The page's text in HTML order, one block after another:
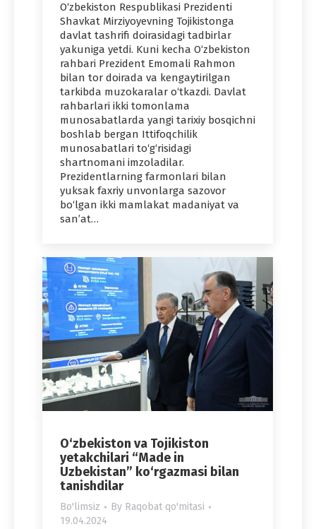
O‘zbekiston Respublikasi Prezidenti
Shavkat Mirziyoyevning Tojikistonga
davlat tashrifi doirasidagi tadbirlar
yakuniga yetdi. Kuni kecha O‘zbekiston
rahbari Prezident Emomali Rahmon
bilan tor doirada va kengaytirilgan
tarkibda muzokaralar o‘tkazdi. Davlat
rahbarlari ikki tomonlama
munosabatlarda yangi tarixiy bosqichni
boshlab bergan Ittifoqchilik
munosabatlari to‘g‘risidagi
shartnomani imzoladilar.
Prezidentlarning farmonlari bilan
yuksak faxriy unvonlarga sazovor
bo‘lgan ikki mamlakat madaniyat va
san’at…
O‘zbekiston va Tojikiston
yetakchilari “Made in
Uzbekistan” ko‘rgazmasi bilan
tanishdilar
Bo'limsiz By Raqobat qo'mitasi
19.04.2024